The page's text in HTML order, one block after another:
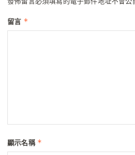
留言 *
顯示名稱 *